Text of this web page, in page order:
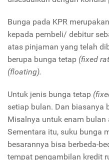
Bunga pada KPR
kepada pembeli/ debitur
atas pinjaman yang telah
berupa bunga tetap (fixed
(floating).
Untuk jenis bunga tetap
setiap bulan. Dan biasanya
Misalnya untuk enam
Sementara itu, suku bunga
besarannya bisa berbeda-
tempat pengambilan kredit